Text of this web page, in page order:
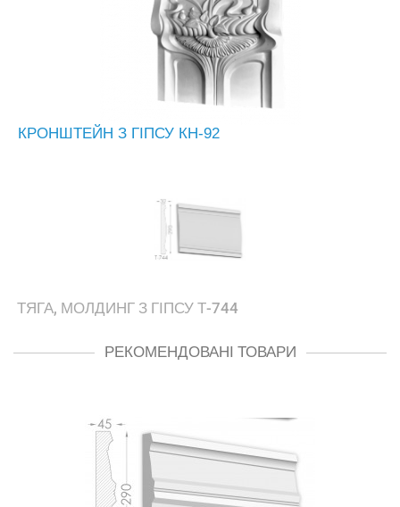
КРОНШТЕЙН З ГІПСУ КН-92
ТЯГА, МОЛДИНГ З ГІПСУ Т-744
РЕКОМЕНДОВАНІ ТОВАРИ